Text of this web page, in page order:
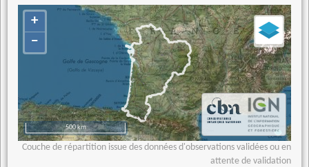
+
−
500 km
Couche de répartition issue des données d'observations validées ou en
attente de validation